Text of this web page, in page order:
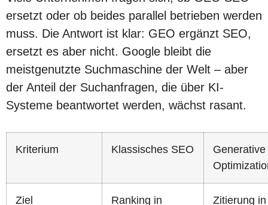
ersetzt oder ob beides parallel betrieben werden
muss. Die Antwort ist klar: GEO ergänzt SEO,
ersetzt es aber nicht. Google bleibt die
meistgenutzte Suchmaschine der Welt – aber
der Anteil der Suchanfragen, die über KI-
Systeme beantwortet werden, wächst rasant.
Kriterium Klassisches SEO
Ziel Ranking in Zitierung